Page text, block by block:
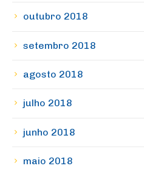
outubro 2018
setembro 2018
agosto 2018
julho 2018
junho 2018
maio 2018